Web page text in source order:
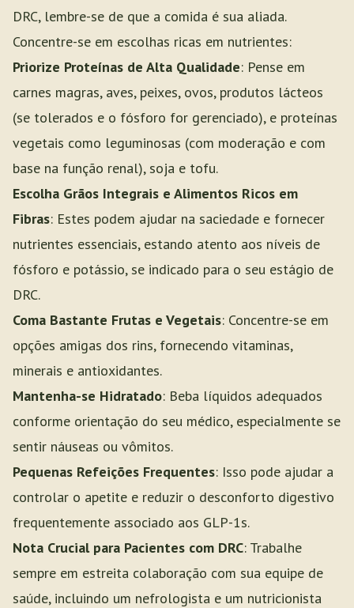
DRC, lembre-se de que a comida é sua aliada.
Concentre-se em escolhas ricas em nutrientes:
Priorize Proteínas de Alta Qualidade: Pense em
carnes magras, aves, peixes, ovos, produtos lácteos
(se tolerados e o fósforo for gerenciado), e proteínas
vegetais como leguminosas (com moderação e com
base na função renal), soja e tofu.
Escolha Grãos Integrais e Alimentos Ricos em
Fibras: Estes podem ajudar na saciedade e fornecer
nutrientes essenciais, estando atento aos níveis de
fósforo e potássio, se indicado para o seu estágio de
DRC.
Coma Bastante Frutas e Vegetais: Concentre-se em
opções amigas dos rins, fornecendo vitaminas,
minerais e antioxidantes.
Mantenha-se Hidratado: Beba líquidos adequados
conforme orientação do seu médico, especialmente se
sentir náuseas ou vômitos.
Pequenas Refeições Frequentes: Isso pode ajudar a
controlar o apetite e reduzir o desconforto digestivo
frequentemente associado aos GLP-1s.
Nota Crucial para Pacientes com DRC: Trabalhe
sempre em estreita colaboração com sua equipe de
saúde, incluindo um nefrologista e um nutricionista